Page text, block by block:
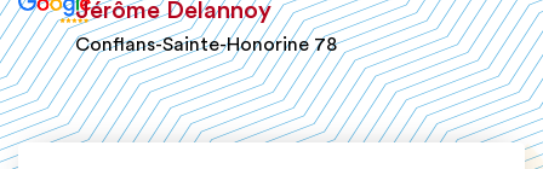
Jérôme Delannoy
Conflans-Sainte-Honorine 78